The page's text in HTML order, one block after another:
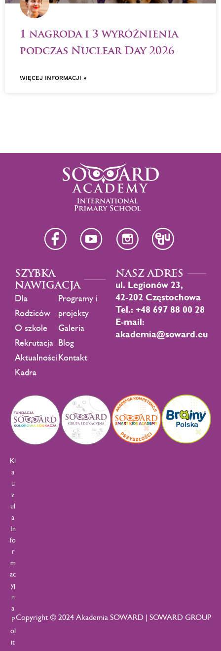
1 nagroda i 3 wyróżnienia
podczas Nuclear Day 2026
WIĘCEJ INFORMACJI »
SZYBKA
NAWIGACJA
Dla
Rodziców
O szkole
Rekrutacja
Aktualności
Kadra
Programy i
projekty
Galeria
Blog
Kontakt
NASZ ADRES
ul. Legionów 23,
42-202 Częstochowa
Tel.: +48 697 88 00 28
E-mail:
akademia@soward.eu
Copyright © 2024 Akademia SOWARD | SOWARD GROUP
Kl
a
u
z
ul
a
In
fo
r
m
ac
yj
n
a
P
ol
it